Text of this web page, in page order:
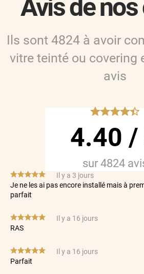
Avis de
Ils sont 4824 à avoir
vitre teinté ou covering
avis
4.40 /
sur 4824
*****
Je ne les ai pas encore installé mais à
parfait
Il y a 3 jours
*****
RAS
Il y a 16 jours
*****
Parfait
Il y a 16 jours